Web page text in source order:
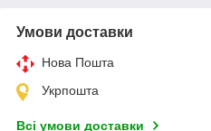
Умови доставки
Нова Пошта
Укрпошта
Всі умови доставки